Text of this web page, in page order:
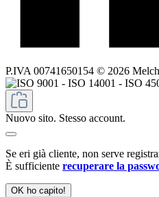
P.IVA 00741650154 © 2026
Nuovo sito. Stesso account.
Se eri già cliente, non serve
È sufficiente recuperare la
OK ho capito!